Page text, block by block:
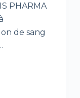
PHARMA
de sang